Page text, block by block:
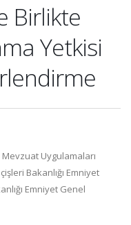
Birlikte
Yetkisi
Uygulamaları
Bakanlığı Emniyet
Emniyet Genel